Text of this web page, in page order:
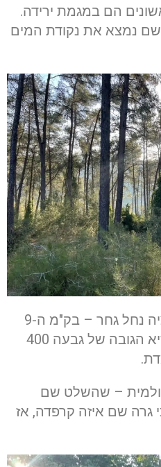
הם במגמת ירידה.
שם נמצא את נקודת המים
ממשיכים בירידה עד לחציה נחל גחר – בק"מ ה-9
ומכאן, עד לק"מ ה-18 בשיא הגובה של גבעה 400
– שהשלט שם
שם איזה קרפדה, אז